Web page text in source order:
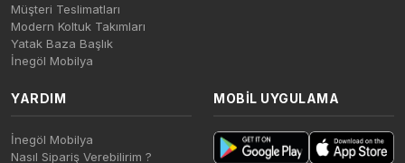
Müşteri Teslimatları
Modern Koltuk Takımları
Yatak Baza Başlık
İnegöl Mobilya
YARDIM
İnegöl Mobilya
Nasıl Sipariş Verebilirim ?
MOBIL UYGULAMA